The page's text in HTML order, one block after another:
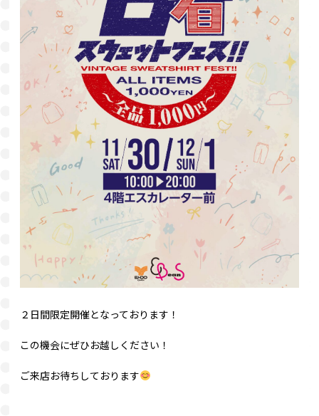
２日間限定開催となっております！
この機会にぜひお越しください！
ご来店お待ちしております